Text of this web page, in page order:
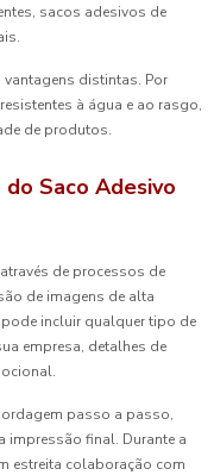
sacos adesivos de
distintas. Por
à água e ao rasgo,
de produtos.
Saco Adesivo
de processos de
de imagens de alta
incluir qualquer tipo de
empresa, detalhes de
passo a passo,
impressão final. Durante a
estreita colaboração com